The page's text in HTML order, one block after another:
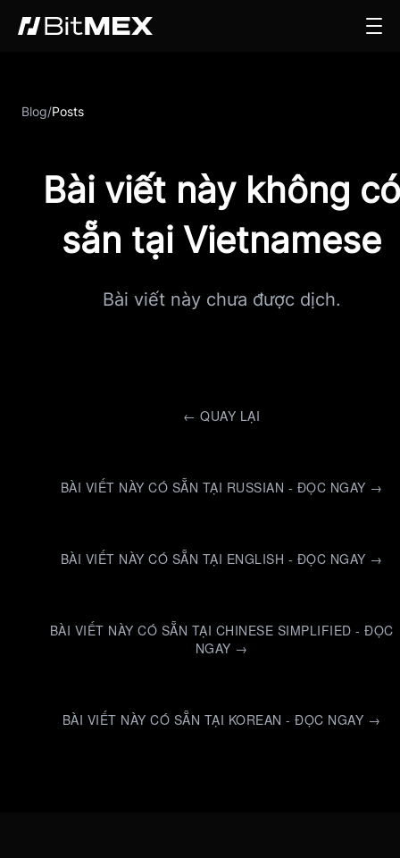
Blog/Posts
Bài viết này không có
sẵn tại Vietnamese
Bài viết này chưa được dịch.
← QUAY LẠI
BÀI VIẾT NÀY CÓ SẴN TẠI RUSSIAN - ĐỌC NGAY →
BÀI VIẾT NÀY CÓ SẴN TẠI ENGLISH - ĐỌC NGAY →
BÀI VIẾT NÀY CÓ SẴN TẠI CHINESE SIMPLIFIED - ĐỌC
NGAY →
BÀI VIẾT NÀY CÓ SẴN TẠI KOREAN - ĐỌC NGAY →